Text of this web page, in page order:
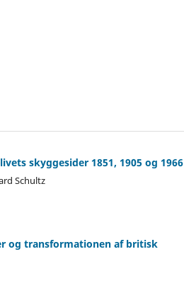
skyggesider 1851, 1905 og 1966
Schultz
og transformationen af britisk